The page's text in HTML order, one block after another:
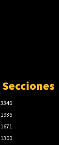
Secciones
3346
1936
1671
1300